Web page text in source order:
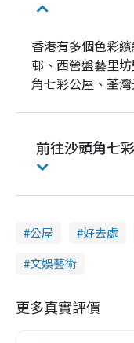
香港有多個色彩
邨、西營盤藝里
角七彩公屋、荃
前往沙頭角七
公屋 好去處
文娛藝術
更多真實評價